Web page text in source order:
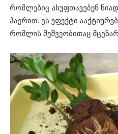
რომლებიც ასუფთავებენ
ჰაერით. ეს ეფექტი
რომლის მეშვეობითაც